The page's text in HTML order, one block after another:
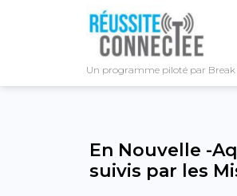
Un programme piloté par Break
En Nouvelle -
suivis par les